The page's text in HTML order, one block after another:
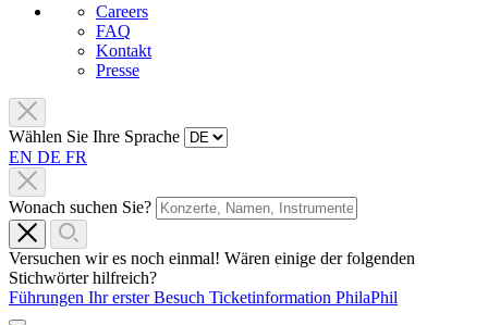
Careers
FAQ
Kontakt
Presse
Wählen Sie Ihre Sprache
EN DE FR
Wonach suchen Sie?
Versuchen wir es noch einmal! Wären einige der folgenden
Stichwörter hilfreich?
Führungen Ihr erster Besuch Ticketinformation PhilaPhil